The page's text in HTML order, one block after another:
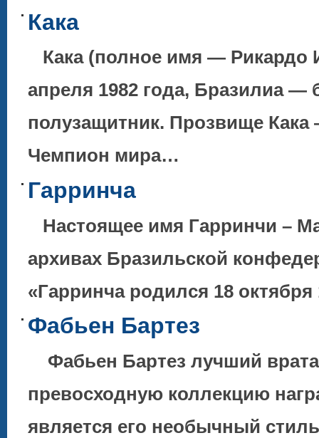
Кака
Кака (полное имя — Рикардо
апреля 1982 года, Бразилиа —
полузащитник. Прозвище
Чемпион мира…
Гарринча
Настоящее имя Гарринчи –
архивах Бразильской
«Гарринча родился 18
Фабьен Бартез
Фабьен Бартез лучший
превосходную коллекцию
является его необычный